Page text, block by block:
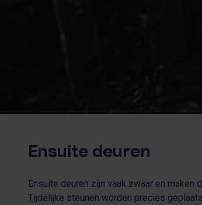
Ensuite deuren
Ensuite deuren zijn vaak zwaar en maken
Tijdelijke steunen worden precies